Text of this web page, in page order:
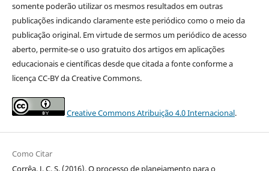
somente poderão utilizar os mesmos resultados em outras
publicações indicando claramente este periódico como o meio da
publicação original. Em virtude de sermos um periódico de acesso
aberto, permite-se o uso gratuito dos artigos em aplicações
educacionais e científicas desde que citada a fonte conforme a
licença CC-BY da Creative Commons.
Creative Commons Atribuição 4.0 Internacional.
Como Citar
Corrêa, J. C. S. (2016). O processo de planejamento para o